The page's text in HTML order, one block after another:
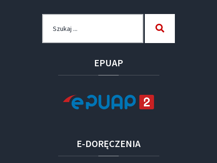
EPUAP
E-DORĘCZENIA